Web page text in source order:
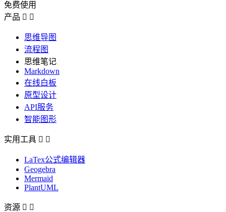
免费使用
产品  
思维导图
流程图
思维笔记
Markdown
在线白板
原型设计
API服务
智能图形
实用工具  
LaTex公式编辑器
Geogebra
Mermaid
PlantUML
资源  